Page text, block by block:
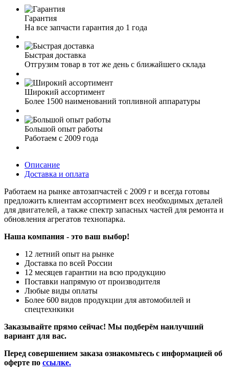
Гарантия
На все запчасти гарантия до 1 года
Быстрая доставка
Отгрузим товар в тот же день с ближайшего склада
Широкий ассортимент
Более 1500 наименований топливной аппаратуры
Большой опыт работы
Работаем с 2009 года
Описание
Доставка и оплата
Работаем на рынке автозапчастей с 2009 г и всегда готовы
предложить клиентам ассортимент всех необходимых деталей
для двигателей, а также спектр запасных частей для ремонта и
обновления агрегатов технопарка.
Наша компания - это ваш выбор!
12 летний опыт на рынке
Доставка по всей России
12 месяцев гарантии на всю продукцию
Поставки напрямую от производителя
Любые виды оплаты
Более 600 видов продукции для автомобилей и
спецтехнкики
Заказывайте прямо сейчас! Мы подберём наилучший
вариант для вас.
Перед совершением заказа ознакомьтесь с информацией об
оферте по ссылке.